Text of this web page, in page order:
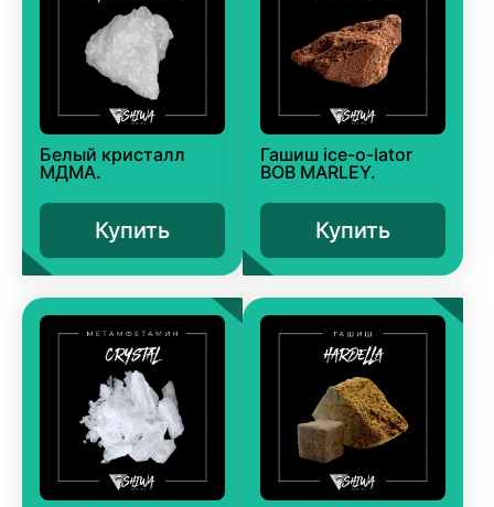
Белый кристалл
МДМА.
Купить
Гашиш ice-o-lator
BOB MARLEY.
Купить